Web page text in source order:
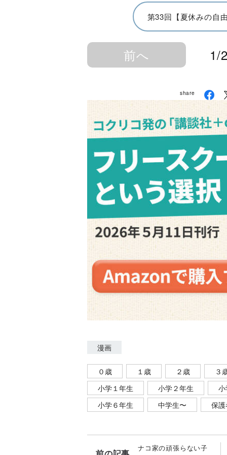
第33回【夏休みの自
前へ 1/
share
漫画
０歳 １歳 ２歳
３
小学１年生
小学２年生
小学６年生
中学生〜 保
ナコ家の頑張らない子